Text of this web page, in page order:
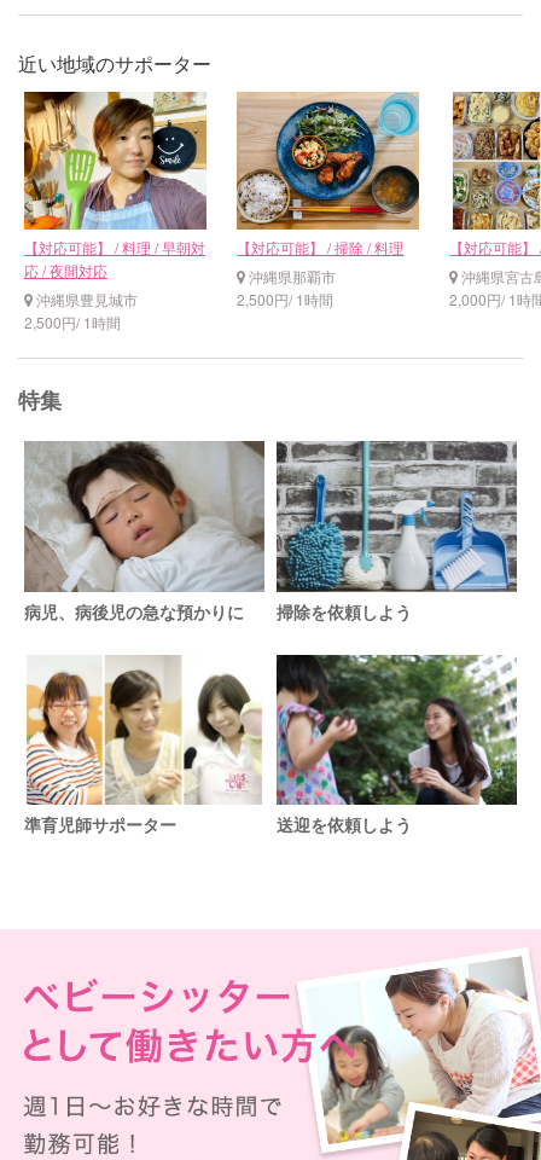
近い地域のサポーター
【対応可能】 / 料理 / 早朝対
応 / 夜間対応
沖縄県豊見城市
2,500円/ 1時間
【対応可能】 / 掃除 / 料理
沖縄県那覇市
2,500円/ 1時間
【対応可能
沖縄県宮古
2,000円/ 1時
特集
病児、病後児の急な預かりに 掃除を依頼しよう
準育児師サポーター 送迎を依頼しよう